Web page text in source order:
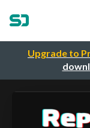
Upgrade to